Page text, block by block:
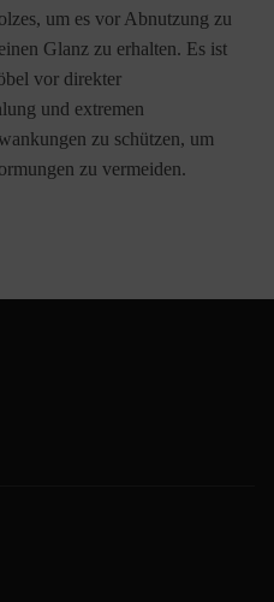
um es vor Abnutzung zu
Glanz zu erhalten. Es ist
vor direkter
und extremen
zu schützen, um
zu vermeiden.